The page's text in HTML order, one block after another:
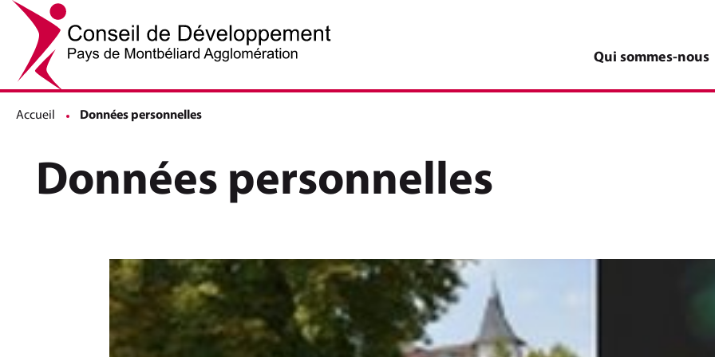
Qui sommes-nous
Accueil Page active :
Données personnelles
Données personnelles